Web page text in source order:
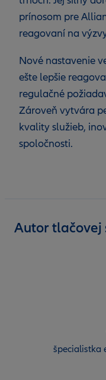
prínosom pre
reagovaní na
Nové nastavenie
ešte lepšie
regulačné
Zároveň vytvára
kvality služieb,
spoločnosti.
Autor tlačovej
špecialistka